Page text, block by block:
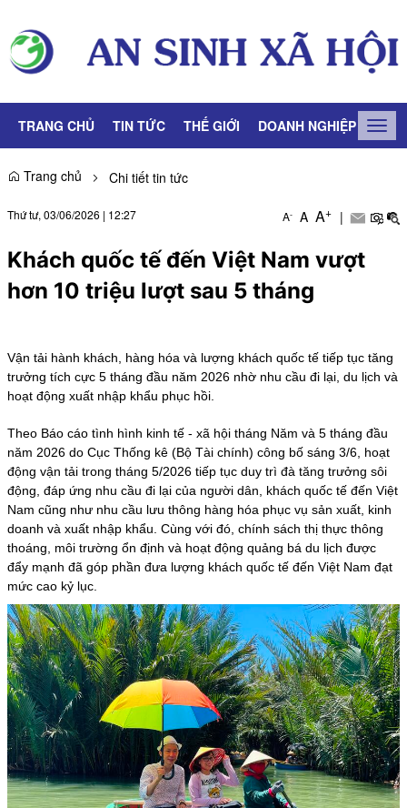
TRANG CHỦ TIN TỨC THẾ GIỚI DOANH NGHIỆP LAO
Trang chủ
Chi tiết tin tức
Thứ tư, 03/06/2026 | 12:27 A- A A+ |
Khách quốc tế đến Việt Nam vượt
hơn 10 triệu lượt sau 5 tháng
Vận tải hành khách, hàng hóa và lượng khách quốc tế tiếp tục tăng
trưởng tích cực 5 tháng đầu năm 2026 nhờ nhu cầu đi lại, du lịch và
hoạt động xuất nhập khẩu phục hồi.
Theo Báo cáo tình hình kinh tế - xã hội tháng Năm và 5 tháng đầu
năm 2026 do Cục Thống kê (Bộ Tài chính) công bố sáng 3/6, hoạt
động vận tải trong tháng 5/2026 tiếp tục duy trì đà tăng trưởng sôi
động, đáp ứng nhu cầu đi lại của người dân, khách quốc tế đến Việt
Nam cũng như nhu cầu lưu thông hàng hóa phục vụ sản xuất, kinh
doanh và xuất nhập khẩu. Cùng với đó, chính sách thị thực thông
thoáng, môi trường ổn định và hoạt động quảng bá du lịch được
đẩy mạnh đã góp phần đưa lượng khách quốc tế đến Việt Nam đạt
mức cao kỷ lục.